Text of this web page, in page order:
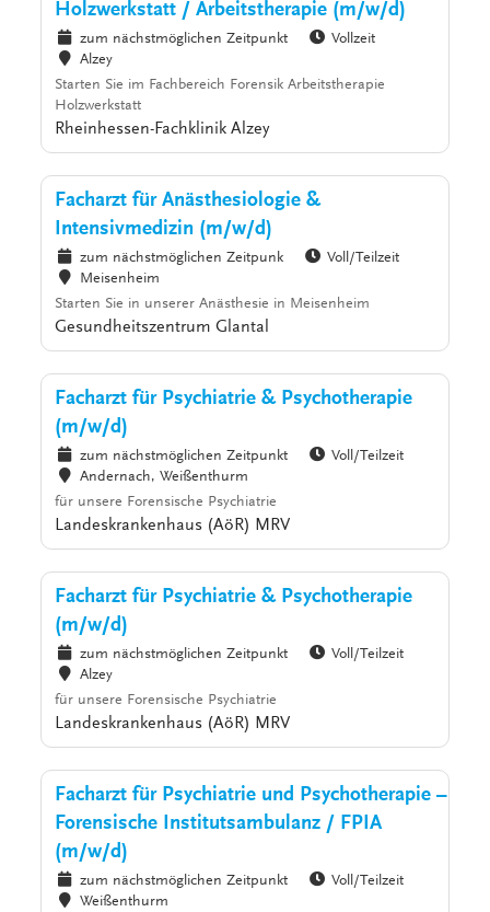
Holzwerkstatt / Arbeitstherapie (m/w/d)
zum nächstmöglichen Zeitpunkt
Vollzeit
Alzey
Starten Sie im Fachbereich Forensik Arbeitstherapie
Holzwerkstatt
Rheinhessen-Fachklinik Alzey
Facharzt für Anästhesiologie &
Intensivmedizin (m/w/d)
zum nächstmöglichen Zeitpunk
Voll/Teilzeit
Meisenheim
Starten Sie in unserer Anästhesie in Meisenheim
Gesundheitszentrum Glantal
Facharzt für Psychiatrie & Psychotherapie
(m/w/d)
zum nächstmöglichen Zeitpunkt
Voll/Teilzeit
Andernach, Weißenthurm
für unsere Forensische Psychiatrie
Landeskrankenhaus (AöR) MRV
Facharzt für Psychiatrie & Psychotherapie
(m/w/d)
zum nächstmöglichen Zeitpunkt
Voll/Teilzeit
Alzey
für unsere Forensische Psychiatrie
Landeskrankenhaus (AöR) MRV
Facharzt für Psychiatrie und Psychotherapie –
Forensische Institutsambulanz / FPIA
(m/w/d)
zum nächstmöglichen Zeitpunkt
Voll/Teilzeit
Weißenthurm